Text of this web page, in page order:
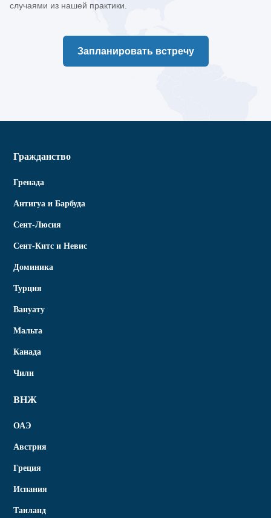
случаями из нашей практики.
Запланировать встречу
Гражданство
Гренада
Антигуа и Барбуда
Сент-Люсия
Сент-Китс и Невис
Доминика
Турция
Вануату
Мальта
Канада
Чили
ВНЖ
ОАЭ
Австрия
Греция
Испания
Таиланд